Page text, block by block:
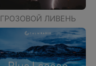
ГРОЗОВОЙ ЛИВЕНЬ